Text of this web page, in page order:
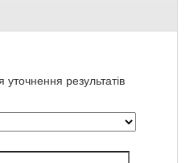
результатів